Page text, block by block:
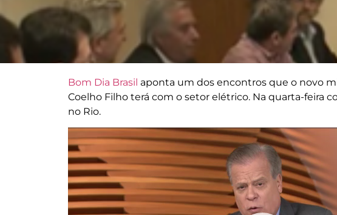
Bom Dia Brasil aponta um dos encontros que o novo
Coelho Filho terá com o setor elétrico. Na quarta-feira
no Rio.
Tocador
de
vídeo